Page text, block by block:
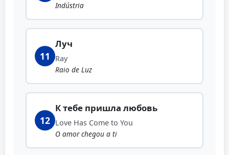
Indústria
11
Луч
Ray
Raio de Luz
12
К тебе пришла любовь
Love Has Come to You
O amor chegou a ti